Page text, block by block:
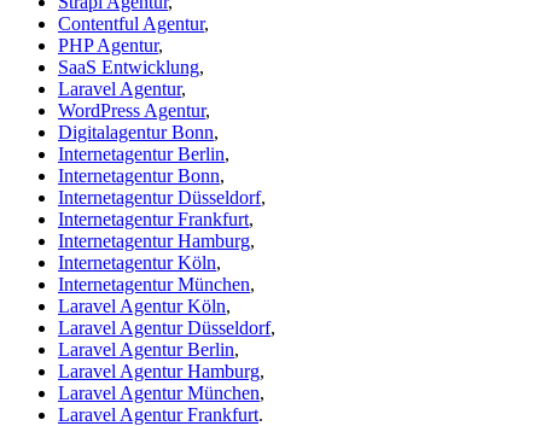
Contentful Agentur,
PHP Agentur,
SaaS Entwicklung,
Laravel Agentur,
WordPress Agentur,
Digitalagentur Bonn,
Internetagentur Berlin,
Internetagentur Bonn,
Internetagentur Düsseldorf,
Internetagentur Frankfurt,
Internetagentur Hamburg,
Internetagentur Köln,
Internetagentur München,
Laravel Agentur Köln,
Laravel Agentur Düsseldorf,
Laravel Agentur Berlin,
Laravel Agentur Hamburg,
Laravel Agentur München,
Laravel Agentur Frankfurt.